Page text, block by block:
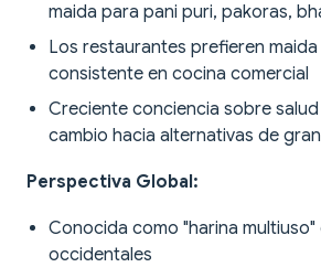
maida para pani puri, pakoras,
Los restaurantes prefieren
consistente en cocina comercial
Creciente conciencia sobre
cambio hacia alternativas de
Perspectiva Global:
Conocida como "harina multiuso"
occidentales